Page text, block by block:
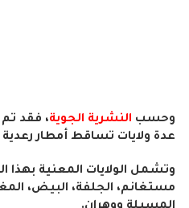
وحسب النشرية الجوية، فقد
عدة ولايات تساقط أمطار رعدية
وتشمل الولايات المعنية بهذا
مستغانم، الجلفة، البيض،